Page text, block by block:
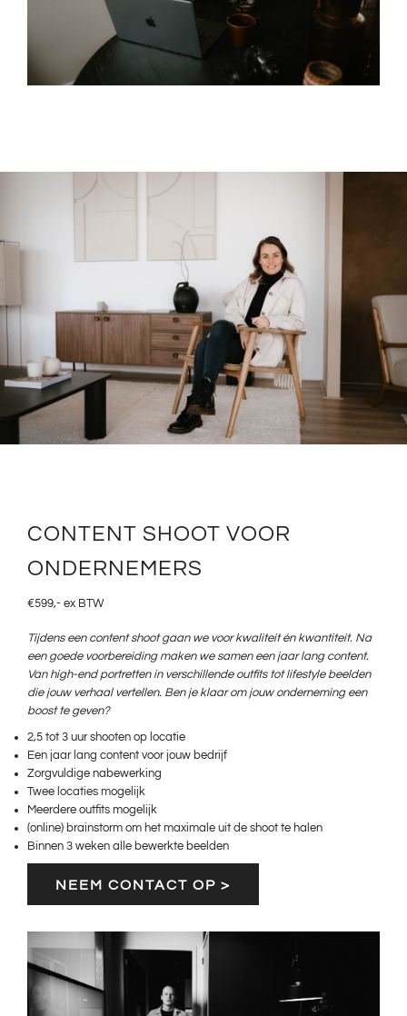
CONTENT SHOOT VOOR
ONDERNEMERS
€599,- ex BTW
Tijdens een content shoot gaan we voor kwaliteit én kwantiteit. Na
een goede voorbereiding maken we samen een jaar lang content.
Van high-end portretten in verschillende outfits tot lifestyle beelden
die jouw verhaal vertellen. Ben je klaar om jouw onderneming een
boost te geven?
2,5 tot 3 uur shooten op locatie
Een jaar lang content voor jouw bedrijf
Zorgvuldige nabewerking
Twee locaties mogelijk
Meerdere outfits mogelijk
(online) brainstorm om het maximale uit de shoot te halen
Binnen 3 weken alle bewerkte beelden
NEEM CONTACT OP >